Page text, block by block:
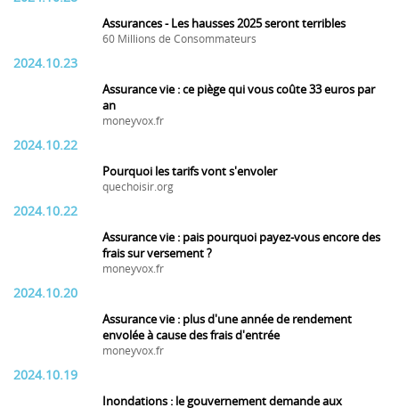
Assurances - Les hausses 2025 seront terribles
60 Millions de Consommateurs
2024.10.23
Assurance vie : ce piège qui vous coûte 33 euros par
an
moneyvox.fr
2024.10.22
Pourquoi les tarifs vont s'envoler
quechoisir.org
2024.10.22
Assurance vie : pais pourquoi payez-vous encore des
frais sur versement ?
moneyvox.fr
2024.10.20
Assurance vie : plus d'une année de rendement
envolée à cause des frais d'entrée
moneyvox.fr
2024.10.19
Inondations : le gouvernement demande aux